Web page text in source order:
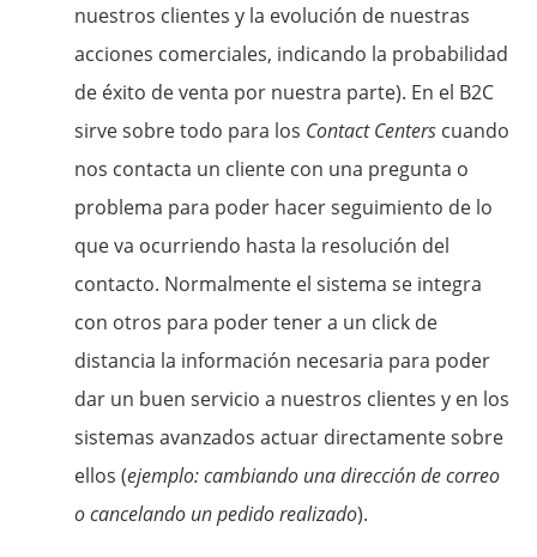
nuestros clientes y la evolución de nuestras
acciones comerciales, indicando la probabilidad
de éxito de venta por nuestra parte). En el B2C
sirve sobre todo para los Contact Centers cuando
nos contacta un cliente con una pregunta o
problema para poder hacer seguimiento de lo
que va ocurriendo hasta la resolución del
contacto. Normalmente el sistema se integra
con otros para poder tener a un click de
distancia la información necesaria para poder
dar un buen servicio a nuestros clientes y en los
sistemas avanzados actuar directamente sobre
ellos (ejemplo: cambiando una dirección de correo
o cancelando un pedido realizado).